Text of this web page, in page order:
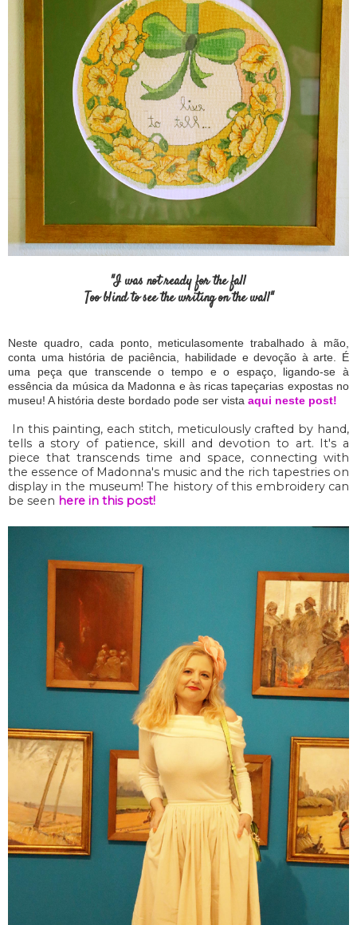
"I was not ready for the fall
Too blind to see the writing on the wall"
Neste quadro, cada ponto, meticulasomente trabalhado à mão,
conta uma história de paciência, habilidade e devoção à arte. É
uma peça que transcende o tempo e o espaço, ligando-se à
essência da música da Madonna e às ricas tapeçarias expostas no
museu! A história deste bordado pode ser vista aqui neste post!
In this painting, each stitch, meticulously crafted by hand,
tells a story of patience, skill and devotion to art. It's a
piece that transcends time and space, connecting with
the essence of Madonna's music and the rich tapestries on
display in the museum! The history of this embroidery can
be seen here in this post!